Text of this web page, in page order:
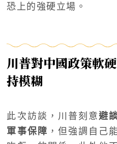
恐上的強硬立場。
川普對中國政策軟
持模糊
此次訪談，川普刻意避
軍事保障 ，但強調自己